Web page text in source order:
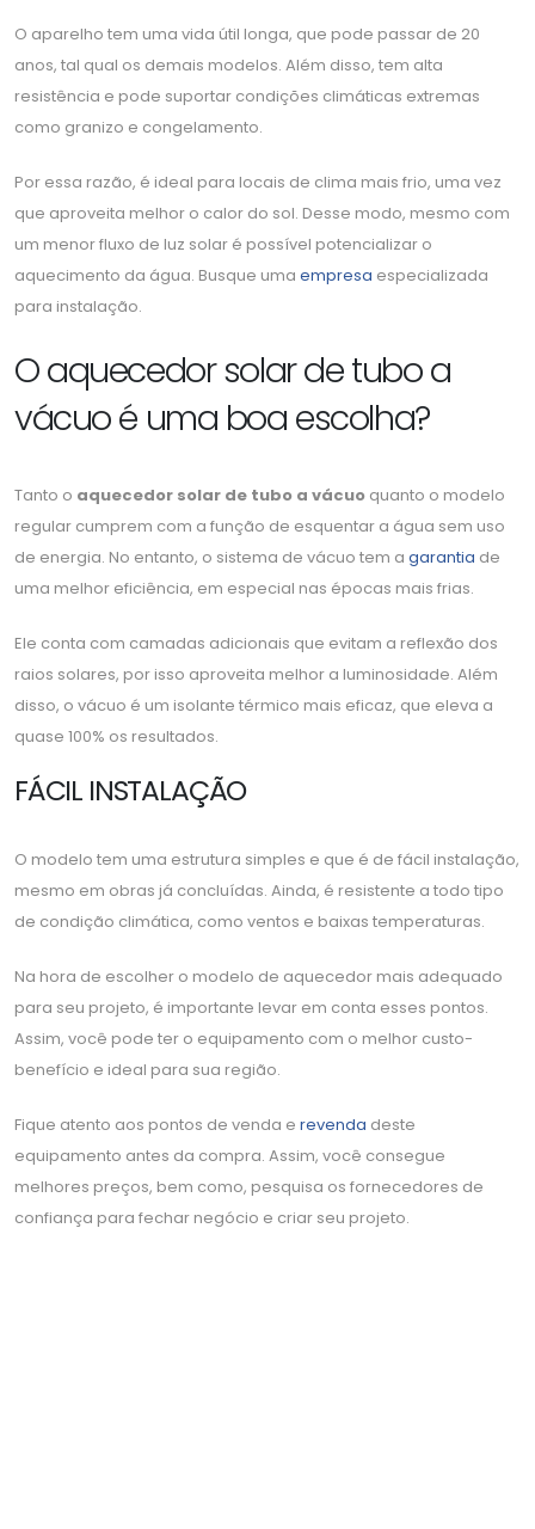
O aparelho tem uma vida útil longa, que pode passar de 20
anos, tal qual os demais modelos. Além disso, tem alta
resistência e pode suportar condições climáticas extremas
como granizo e congelamento.
Por essa razão, é ideal para locais de clima mais frio, uma vez
que aproveita melhor o calor do sol. Desse modo, mesmo com
um menor fluxo de luz solar é possível potencializar o
aquecimento da água. Busque uma empresa especializada
para instalação.
O aquecedor solar de tubo a
vácuo é uma boa escolha?
Tanto o aquecedor solar de tubo a vácuo quanto o modelo
regular cumprem com a função de esquentar a água sem uso
de energia. No entanto, o sistema de vácuo tem a garantia de
uma melhor eficiência, em especial nas épocas mais frias.
Ele conta com camadas adicionais que evitam a reflexão dos
raios solares, por isso aproveita melhor a luminosidade. Além
disso, o vácuo é um isolante térmico mais eficaz, que eleva a
quase 100% os resultados.
FÁCIL INSTALAÇÃO
O modelo tem uma estrutura simples e que é de fácil instalação,
mesmo em obras já concluídas. Ainda, é resistente a todo tipo
de condição climática, como ventos e baixas temperaturas.
Na hora de escolher o modelo de aquecedor mais adequado
para seu projeto, é importante levar em conta esses pontos.
Assim, você pode ter o equipamento com o melhor custo-
benefício e ideal para sua região.
Fique atento aos pontos de venda e revenda deste
equipamento antes da compra. Assim, você consegue
melhores preços, bem como, pesquisa os fornecedores de
confiança para fechar negócio e criar seu projeto.